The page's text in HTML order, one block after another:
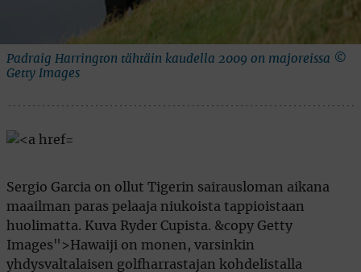
Padraig Harrington tähtäin kaudella 2009 on majoreissa ©
Getty Images
Sergio Garcia on ollut Tigerin sairausloman aikana
maailman paras pelaaja niukoista tappioistaan
huolimatta. Kuva Ryder Cupista. &copy Getty
Images">Hawaiji on monen, varsinkin
yhdysvaltalaisen golfharrastajan kohdelistalla